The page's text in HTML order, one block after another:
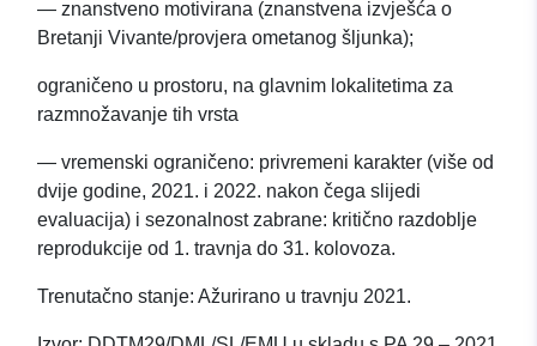
— znanstveno motivirana (znanstvena izvješća o
Bretanji Vivante/provjera ometanog šljunka);
ograničeno u prostoru, na glavnim lokalitetima za
razmnožavanje tih vrsta
— vremenski ograničeno: privremeni karakter (više od
dvije godine, 2021. i 2022. nakon čega slijedi
evaluacija) i sezonalnost zabrane: kritično razdoblje
reprodukcije od 1. travnja do 31. kolovoza.
Trenutačno stanje: Ažurirano u travnju 2021.